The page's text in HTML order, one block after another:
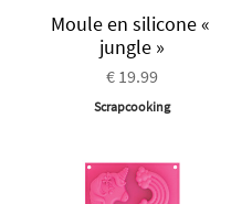
Moule en silicone «
jungle »
€ 19.99
Scrapcooking